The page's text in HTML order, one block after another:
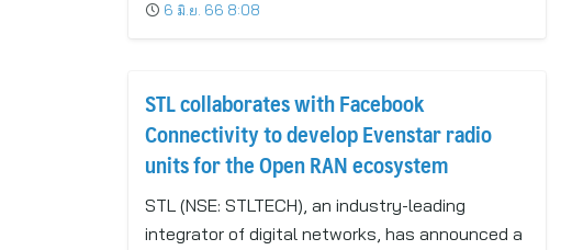
6 มิ.ย. 66 8:08
STL collaborates with Facebook
Connectivity to develop Evenstar radio
units for the Open RAN ecosystem
STL (NSE: STLTECH), an industry-leading
integrator of digital networks, has announced a